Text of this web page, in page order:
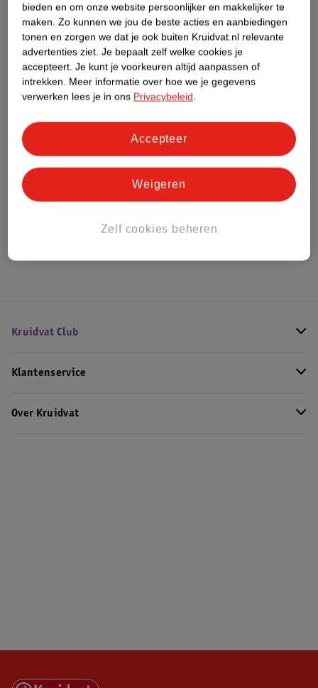
Nature Impact Score
Dit product heeft (nog) geen Nature
Impact Score.
Meer informatie
Bestel & Bezorginformatie
Bekijk ook
Kruidvat Club
Klantenservice
Over Kruidvat
bieden en om onze website persoonlijker en makkelijker te
maken. Zo kunnen we jou de beste acties en aanbiedingen
tonen en zorgen we dat je ook buiten Kruidvat.nl relevante
advertenties ziet. Je bepaalt zelf welke cookies je
accepteert. Je kunt je voorkeuren altijd aanpassen of
intrekken. Meer informatie over hoe we je gegevens
verwerken lees je in ons Privacybeleid.
Zelf cookies beheren
Weigeren
Accepteer